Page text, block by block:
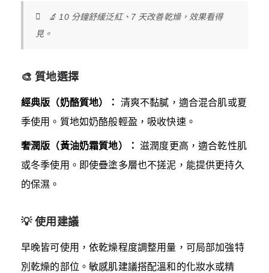
🔬 10 分鐘舒緩泛紅、7 天改善乾燥，效果看得
見。
🎨 質地選擇
經典版（奶酪質地）：
清爽不黏膩，適合混合肌或夏
季使用。質地如奶酪般輕盈，吸收快速。
奢潤版（黃油奶霜質地）： 滋潤度更高，適合乾性肌
或冬季使用。即使疊塗多層也不搓泥，能提供更持久
的保濕。
💡 使用建議
早晚皆可使用，依乾燥程度調整用量，可局部加強特
別乾燥的部位。敏感肌建議搭配溫和的化妝水或精